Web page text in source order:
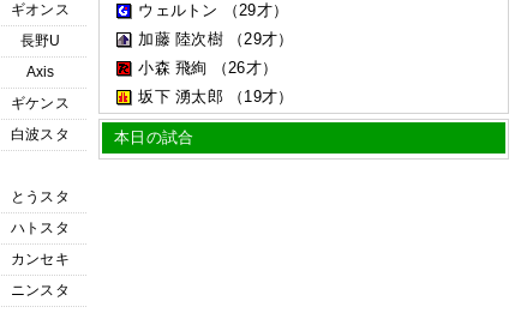
ギオンス
長野U
Axis
ギケンス
白波スタ
とうスタ
ハトスタ
カンセキ
ニンスタ
ウェルトン
（29才）
加藤 陸次樹
（29才）
小森 飛絢
（26才）
坂下 湧太郎
（19才）
本日の試合